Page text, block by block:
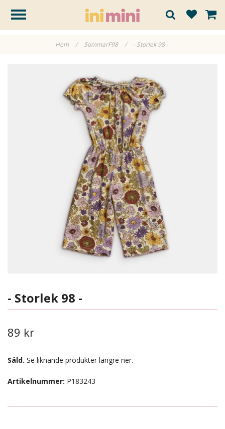
Hem / SommarF98 / - Storlek 98 -
- Storlek 98 -
89 kr
Såld. Se liknande produkter längre ner.
Artikelnummer: P183243